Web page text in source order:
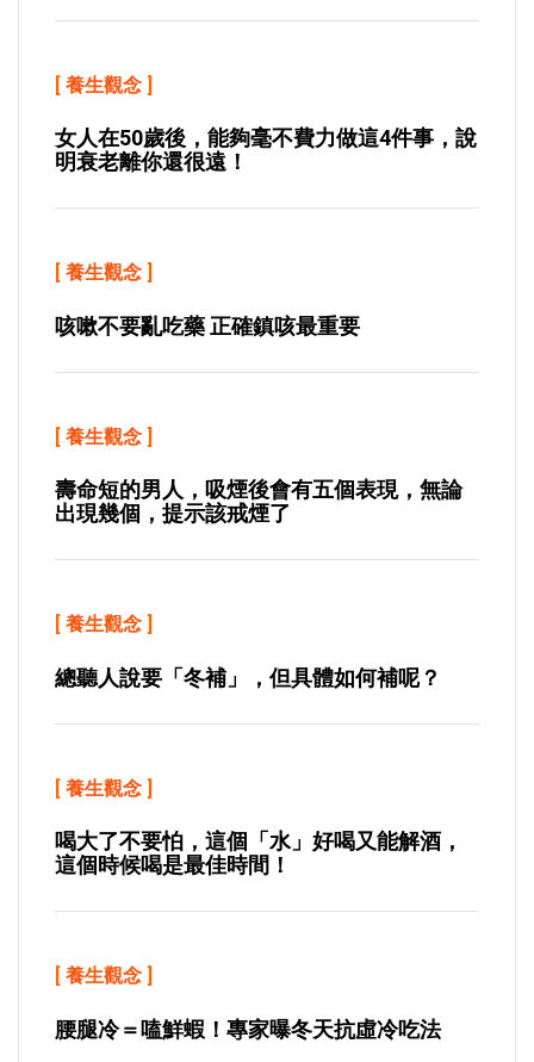
[ 養生觀念 ]
女人在50歲後，能夠毫不費力做這4件事，說
明衰老離你還很遠！
[ 養生觀念 ]
咳嗽不要亂吃藥 正確鎮咳最重要
[ 養生觀念 ]
壽命短的男人，吸煙後會有五個表現，無論
出現幾個，提示該戒煙了
[ 養生觀念 ]
總聽人說要「冬補」，但具體如何補呢？
[ 養生觀念 ]
喝大了不要怕，這個「水」好喝又能解酒，
這個時候喝是最佳時間！
[ 養生觀念 ]
腰腿冷＝嗑鮮蝦！專家曝冬天抗虛冷吃法